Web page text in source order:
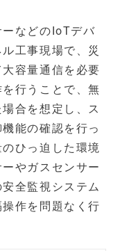
などのIoTデバ
工事現場で、災
容量通信を必要
行うことで、無
合を想定し、ス
能の確認を行っ
ひっ迫した環境
やガスセンサー
全監視システム
作を問題なく行